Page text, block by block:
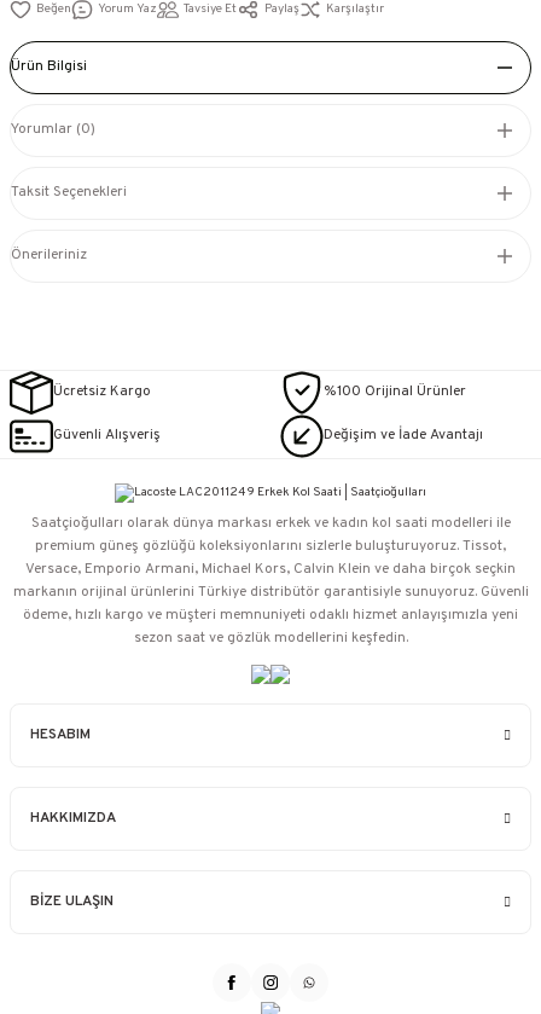
Yorum Yaz Tavsiye Et Paylaş Karşılaştır
Ürün Bilgisi
Yorumlar (0)
Taksit Seçenekleri
Önerileriniz
Ücretsiz Kargo %100 Orijinal Ürünler
Güvenli Alışveriş Değişim ve İade Avantajı
HESABIM
HAKKIMIZDA
BİZE ULAŞIN
Saatçioğulları⁠ olarak dünya markası erkek ve kadın kol saati modelleri ile
premium güneş gözlüğü koleksiyonlarını sizlerle buluşturuyoruz. Tissot,
Versace, Emporio Armani, Michael Kors, Calvin Klein ve daha birçok seçkin
markanın orijinal ürünlerini Türkiye distribütör garantisiyle sunuyoruz. Güvenli
ödeme, hızlı kargo ve müşteri memnuniyeti odaklı hizmet anlayışımızla yeni
sezon saat ve gözlük modellerini keşfedin.